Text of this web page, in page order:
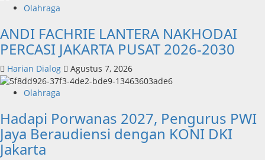
Olahraga
ANDI FACHRIE LANTERA NAKHODAI
PERCASI JAKARTA PUSAT 2026-2030
Harian Dialog Agustus 7, 2026
Olahraga
Hadapi Porwanas 2027, Pengurus PWI
Jaya Beraudiensi dengan KONI DKI
Jakarta